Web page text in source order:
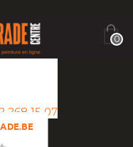
0
268 15 07